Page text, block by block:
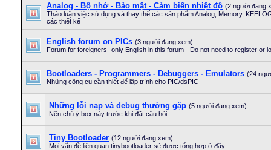
Analog - Bộ nhớ - Bảo mật - Cảm biến nhiệt độ (2 người đang
Thảo luận việc sử dụng và thay thế các sản phẩm Analog, Memory,
các thiết kế
English forum on PICs (3 người đang xem)
Forum for foreigners -only English in this forum - Do not need to register or
Bootloaders - Programmers - Debuggers - Emulators (24
Những công cụ cần thiết để lập trình cho PIC/dsPIC
Những lỗi nạp và debug thường gặp (5 người đang xem)
Nên chú ý box này trước khi đặt câu hỏi
Tiny Bootloader (12 người đang xem)
Mọi vấn đề liên quan tinybootloader sẽ được tổng hợp ở đây.